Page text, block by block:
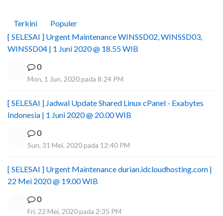
Terkini
Populer
[ SELESAI ] Urgent Maintenance WINSSD02, WINSSD03,
WINSSD04 | 1 Juni 2020 @ 18.55 WIB
0
Mon, 1 Jun, 2020 pada 8:24 PM
[ SELESAI ] Jadwal Update Shared Linux cPanel - Exabytes
Indonesia | 1 Juni 2020 @ 20.00 WIB
0
Sun, 31 Mei, 2020 pada 12:40 PM
[ SELESAI ] Urgent Maintenance durian.idcloudhosting.com |
22 Mei 2020 @ 19.00 WIB
0
Fri, 22 Mei, 2020 pada 2:35 PM